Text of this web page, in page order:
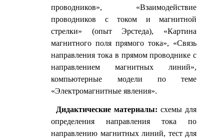
проводников», «Взаимодействие
проводников с током и магнитной
стрелки» (опыт Эрстеда), «Картина
магнитного поля прямого тока», «Связь
направления тока в прямом проводнике с
направлением магнитных линий»,
компьютерные модели по теме
«Электромагнитные явления».
Дидактические материалы: схемы для
определения направления тока по
направлению магнитных линий, тест для